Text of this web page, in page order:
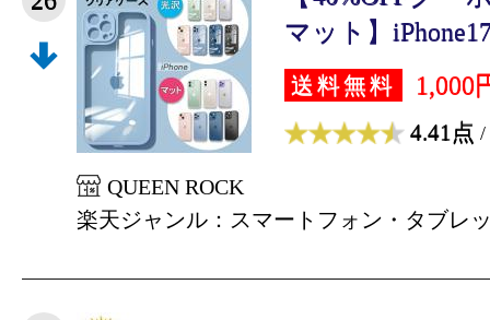
マット】
送料無料 1,000
4.41点 /
QUEEN ROCK
楽天ジャンル：スマートフォン・タブレ